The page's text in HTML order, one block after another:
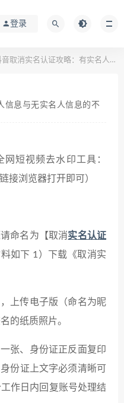
登录
取消实名认证攻略：有实名人信息与无实名人信息的不同处理方式
信息与无实名人信息的不
网短视频去水印工具：
接浏览器打开即可）
命名为【取消实名认证
如下 1）下载《取消实
上传电子版（命名为昵
的纸质照片。
张、身份证正反面复印
份证上文字必须清晰可
作日内回复账号处理结